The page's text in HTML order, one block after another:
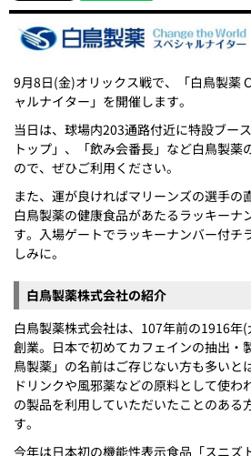
9月8日(金)オリックス戦で、「白鳥製薬
ャルナイター」を開催します。
当日は、球場内203通路付近に特設ブー
トップ」、「飲み会番長」など白鳥製薬
ので、ぜひご利用ください。
また、運が良ければマリーンズの選手の
白鳥製薬の健康食品があたるラッキーナ
す。入場ゲートでラッキーナンバー付チ
しみに。
白鳥製薬株式会社の紹介
白鳥製薬株式会社は、107年前の1916年
創業。日本で初めてカフェインの抽出・
鳥製薬」の名前はご存じない方も多いと
ドリンクや風邪薬などの原料として使わ
の製品を利用していただいたことのある
す。
今年は日本初の機能性表示食品「スニズ